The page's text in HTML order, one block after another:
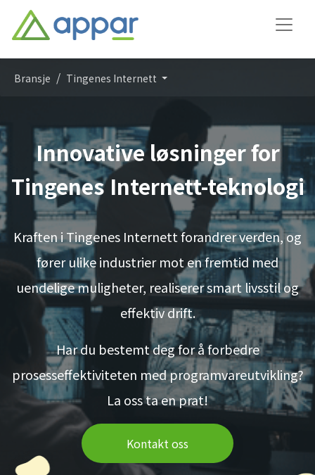
Bransje Tingenes Internett
Innovative løsninger for
Tingenes Internett-teknologi
Kraften i Tingenes Internett forandrer verden, og
fører ulike industrier mot en fremtid med
uendelige muligheter, realiserer smart livsstil og
effektiv drift.
Har du bestemt deg for å forbedre
prosesseffektiviteten med programvareutvikling?
La oss ta en prat!
Kontakt oss